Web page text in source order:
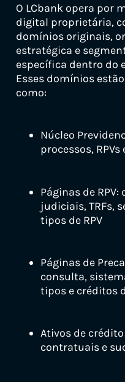
O LCbank opera por
digital proprietária,
domínios originais,
estratégica e
específica dentro do
Esses domínios
como:
Núcleo
processos,
Páginas de
judiciais, TRFs,
tipos de RPV
Páginas de
consulta,
tipos e créditos
Ativos de
contratuais e